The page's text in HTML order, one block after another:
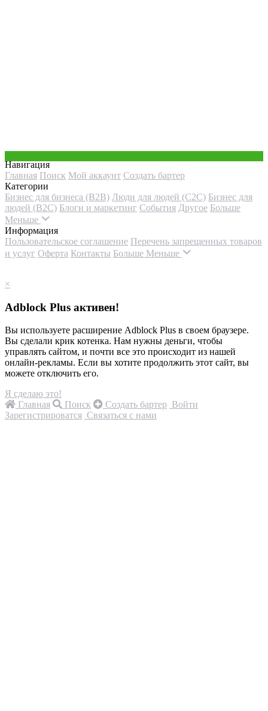
Навигация
Главная Поиск Мой аккаунт Создать бартер
Категории
Бизнес для бизнеса (B2B) Люди для людей (С2С) Бизнес для
людей (B2C) Блоги и маркетинг События Другое Больше
Меньше
Информация
Пользовательское соглашение Перечень запрещенных товаров
и услуг Оферта Контакты Больше Меньше
×
Adblock Plus активен!
Вы используете расширение Adblock Plus в своем браузере.
Вы сделали крик котенка. Нам нужны деньги, чтобы
управлять сайтом, и почти все это происходит из нашей
онлайн-рекламы. Если вы хотите продолжить этот сайт, вы
можете отключить его.
Я сделаю это!
Главная
Поиск Создать бартер Войти
Зарегистрироватся Связаться с нами